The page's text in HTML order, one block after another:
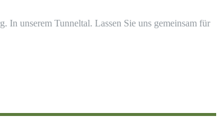
In unserem Tunneltal. Lassen Sie uns gemeinsam für